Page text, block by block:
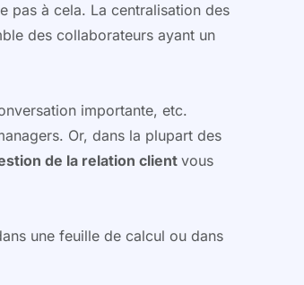
pas à cela. La centralisation des
des collaborateurs ayant un
importante, etc.
Or, dans la plupart des
de la relation client vous
une feuille de calcul ou dans